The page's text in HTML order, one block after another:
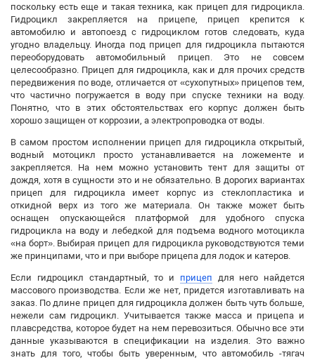
поскольку есть еще и такая техника, как прицеп для гидроцикла.
Гидроцикл закрепляется на прицепе, прицеп крепится к
автомобилю и автопоезд с гидроциклом готов следовать, куда
угодно владельцу. Иногда под прицеп для гидроцикла пытаются
переоборудовать автомобильный прицеп. Это не совсем
целесообразно. Прицеп для гидроцикла, как и для прочих средств
передвижения по воде, отличается от «сухопутных» прицепов тем,
что частично погружается в воду при спуске техники на воду.
Понятно, что в этих обстоятельствах его корпус должен быть
хорошо защищен от коррозии, а электропроводка от воды.
В самом простом исполнении прицеп для гидроцикла открытый,
водный мотоцикл просто устанавливается на ложементе и
закрепляется. На нем можно установить тент для защиты от
дождя, хотя в сущности это и не обязательно. В дорогих вариантах
прицеп для гидроцикла имеет корпус из стеклопластика и
откидной верх из того же материала. Он также может быть
оснащен опускающейся платформой для удобного спуска
гидроцикла на воду и лебедкой для подъема водного мотоцикла
«на борт». Выбирая прицеп для гидроцикла руководствуются теми
же принципами, что и при выборе прицепа для лодок и катеров.
Если гидроцикл стандартный, то и прицеп для него найдется
массового производства. Если же нет, придется изготавливать на
заказ. По длине прицеп для гидроцикла должен быть чуть больше,
нежели сам гидроцикл. Учитывается также масса и прицепа и
плавсредства, которое будет на нем перевозиться. Обычно все эти
данные указываются в спецификации на изделия. Это важно
знать для того, чтобы быть уверенным, что автомобиль -тягач